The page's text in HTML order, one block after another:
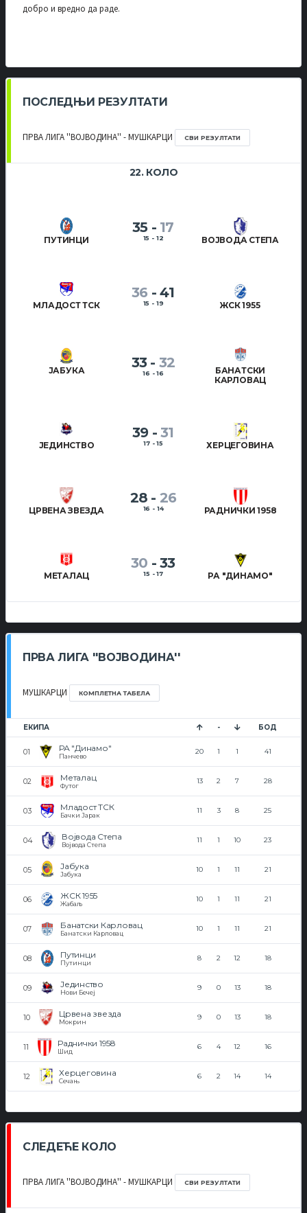
добро и вредно да раде.
ПОСЛЕДЊИ РЕЗУЛТАТИ
ПРВА ЛИГА ''ВОЈВОДИНА'' - МУШКАРЦИ СВИ РЕЗУЛТАТИ
22. КОЛО
ПУТИНЦИ
35 - 17
15 - 12 ВОЈВОДА СТЕПА
МЛАДОСТ ТСК
36 - 41
15 - 19 ЖСК 1955
ЈАБУКА 33 - 32
16 - 16
БАНАТСКИ
КАРЛОВАЦ
ЈЕДИНСТВО
39 - 31
17 - 15 ХЕРЦЕГОВИНА
ЦРВЕНА ЗВЕЗДА
28 - 26
16 - 14 РАДНИЧКИ 1958
МЕТАЛАЦ
30 - 33
15 - 17 РА "ДИНАМО"
ПРВА ЛИГА ''ВОЈВОДИНА''
МУШКАРЦИ КОМПЛЕТНА ТАБЕЛА
ЕКИПА - БОД
РА "Динамо"
Панчево
20 1 1 41
Металац
Футог
13 2 7 28
Младост ТСК
Бачки Јарак
11 3 8 25
Војвода Степа
Војвода Степа
11 1 10 23
Јабука
Јабука
10 1 11 21
ЖСК 1955
Жабаљ
10 1 11 21
Банатски Карловац
Банатски Карловац
10 1 11 21
Путинци
Путинци
8 2 12 18
Јединство
Нови Бечеј
9 0 13 18
Црвена звезда
Мокрин
9 0 13 18
Раднички 1958
Шид
6 4 12 16
Херцеговина
Сечањ
6 2 14 14
СЛЕДЕЋЕ КОЛО
ПРВА ЛИГА ''ВОЈВОДИНА'' - МУШКАРЦИ СВИ РЕЗУЛТАТИ